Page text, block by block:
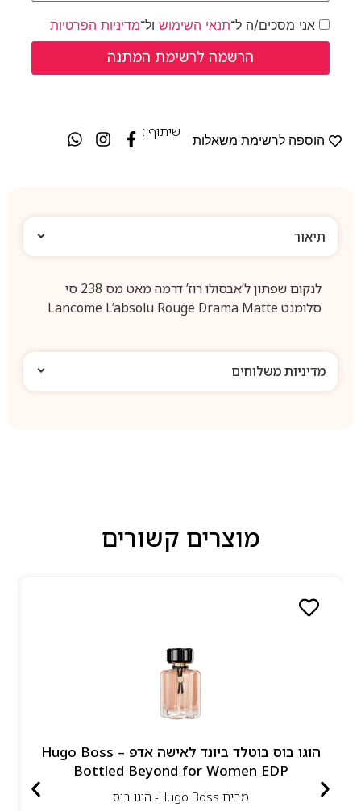
אני מסכים/ה ל־תנאי השימושול־מדיניות הפרטיות
הוספה לרשימת משאלות
שיתוף :
תיאור
לנקום שפתון ל’אבסולו רוז’ דרמה מאט מס 238 סי
סלומנט Lancome L’absolu Rouge Drama Matte
מדיניות משלוחים
מוצרים קשורים
הוגו בוס בוטלד ביונד לאישה אדפ – Hugo Boss
Bottled Beyond for Women EDP
מבית Hugo Boss- הוגו בוס